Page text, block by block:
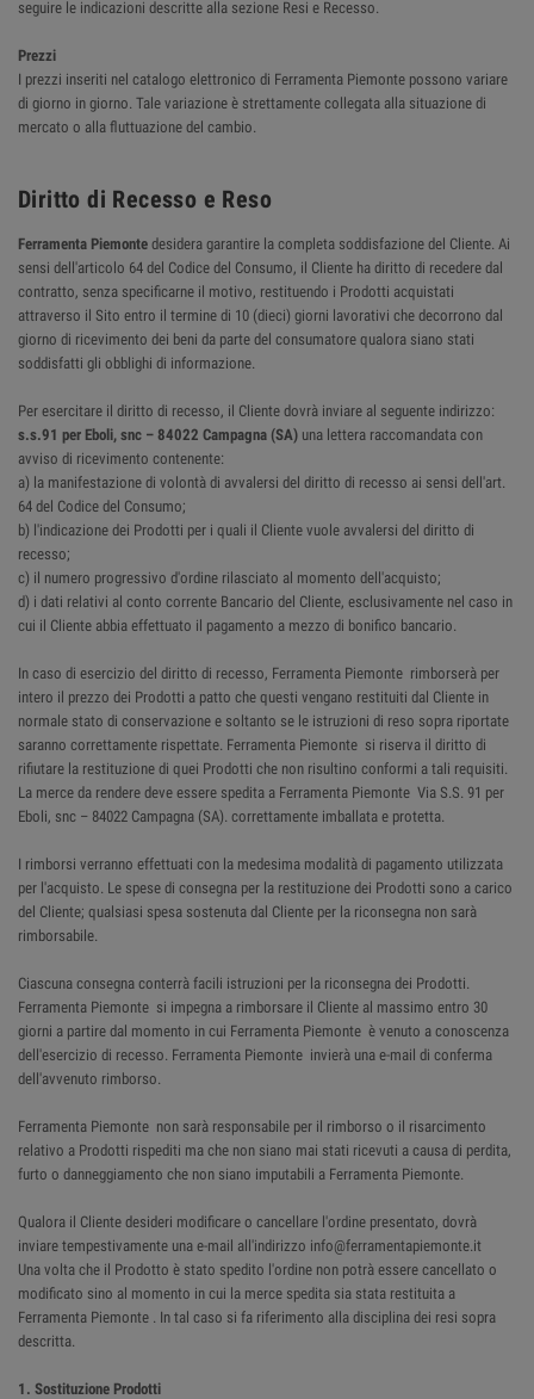
seguire le indicazioni descritte alla sezione Resi e Recesso.
Prezzi
I prezzi inseriti nel catalogo elettronico di Ferramenta Piemonte possono variare
di giorno in giorno. Tale variazione è strettamente collegata alla situazione di
mercato o alla fluttuazione del cambio.
Diritto di Recesso e Reso
Ferramenta Piemonte desidera garantire la completa soddisfazione del Cliente. Ai
sensi dell'articolo 64 del Codice del Consumo, il Cliente ha diritto di recedere dal
contratto, senza specificarne il motivo, restituendo i Prodotti acquistati
attraverso il Sito entro il termine di 10 (dieci) giorni lavorativi che decorrono dal
giorno di ricevimento dei beni da parte del consumatore qualora siano stati
soddisfatti gli obblighi di informazione.
Per esercitare il diritto di recesso, il Cliente dovrà inviare al seguente indirizzo:
s.s.91 per Eboli, snc – 84022 Campagna (SA) una lettera raccomandata con
avviso di ricevimento contenente:
a) la manifestazione di volontà di avvalersi del diritto di recesso ai sensi dell'art.
64 del Codice del Consumo;
b) l'indicazione dei Prodotti per i quali il Cliente vuole avvalersi del diritto di
recesso;
c) il numero progressivo d'ordine rilasciato al momento dell'acquisto;
d) i dati relativi al conto corrente Bancario del Cliente, esclusivamente nel caso in
cui il Cliente abbia effettuato il pagamento a mezzo di bonifico bancario.
In caso di esercizio del diritto di recesso, Ferramenta Piemonte rimborserà per
intero il prezzo dei Prodotti a patto che questi vengano restituiti dal Cliente in
normale stato di conservazione e soltanto se le istruzioni di reso sopra riportate
saranno correttamente rispettate. Ferramenta Piemonte si riserva il diritto di
rifiutare la restituzione di quei Prodotti che non risultino conformi a tali requisiti.
La merce da rendere deve essere spedita a Ferramenta Piemonte Via S.S. 91 per
Eboli, snc – 84022 Campagna (SA). correttamente imballata e protetta.
I rimborsi verranno effettuati con la medesima modalità di pagamento utilizzata
per l'acquisto. Le spese di consegna per la restituzione dei Prodotti sono a carico
del Cliente; qualsiasi spesa sostenuta dal Cliente per la riconsegna non sarà
rimborsabile.
Ciascuna consegna conterrà facili istruzioni per la riconsegna dei Prodotti.
Ferramenta Piemonte si impegna a rimborsare il Cliente al massimo entro 30
giorni a partire dal momento in cui Ferramenta Piemonte è venuto a conoscenza
dell'esercizio di recesso. Ferramenta Piemonte invierà una e-mail di conferma
dell'avvenuto rimborso.
Ferramenta Piemonte non sarà responsabile per il rimborso o il risarcimento
relativo a Prodotti rispediti ma che non siano mai stati ricevuti a causa di perdita,
furto o danneggiamento che non siano imputabili a Ferramenta Piemonte.
Qualora il Cliente desideri modificare o cancellare l'ordine presentato, dovrà
inviare tempestivamente una e-mail all'indirizzo info@ferramentapiemonte.it
Una volta che il Prodotto è stato spedito l'ordine non potrà essere cancellato o
modificato sino al momento in cui la merce spedita sia stata restituita a
Ferramenta Piemonte . In tal caso si fa riferimento alla disciplina dei resi sopra
descritta.
1. Sostituzione Prodotti